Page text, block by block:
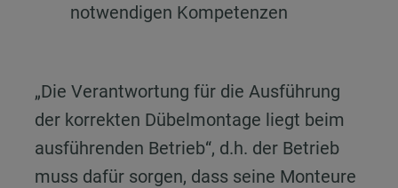
notwendigen Kompetenzen
„Die Verantwortung für die Ausführung
der korrekten Dübelmontage liegt beim
ausführenden Betrieb“, d.h. der Betrieb
muss dafür sorgen, dass seine Monteure